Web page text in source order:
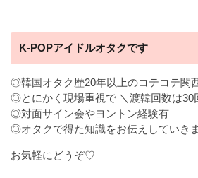
K-POPアイドルオタクです
◎韓国オタク歴20年以上のコテコテ関
◎とにかく現場重視で ＼渡韓回数は30
◎対面サイン会やヨントン経験有
◎オタクで得た知識をお伝えしていき
お気軽にどうぞ♡